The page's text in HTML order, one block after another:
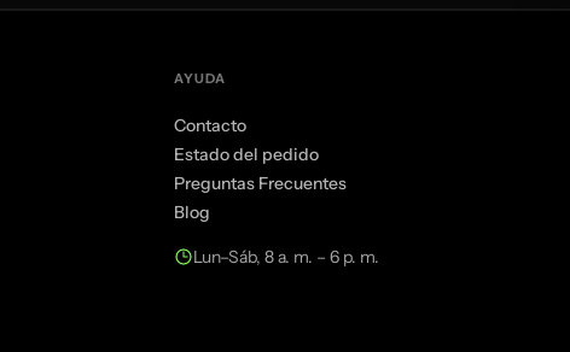
AYUDA
Contacto
Estado del pedido
Preguntas Frecuentes
Blog
Lun–Sáb, 8 a. m. – 6 p. m.